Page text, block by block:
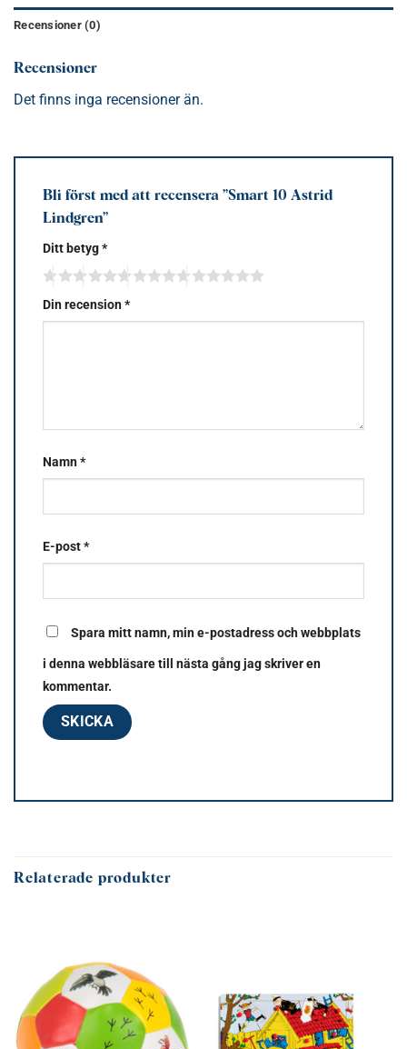
Recensioner (0)
Recensioner
Det finns inga recensioner än.
Bli först med att recensera ”Smart 10 Astrid
Lindgren”
Ditt betyg*
Din recension*
Namn*
E-post*
Spara mitt namn, min e-postadress och webbplats
i denna webbläsare till nästa gång jag skriver en
kommentar.
Relaterade produkter